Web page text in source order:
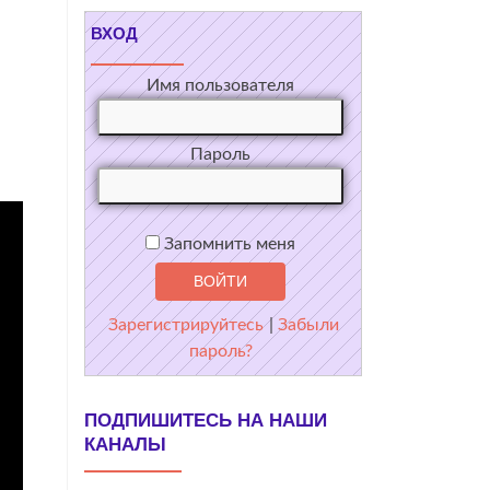
ВХОД
Имя пользователя
Пароль
Запомнить меня
Зарегистрируйтесь | Забыли
пароль?
ПОДПИШИТЕСЬ НА НАШИ
КАНАЛЫ